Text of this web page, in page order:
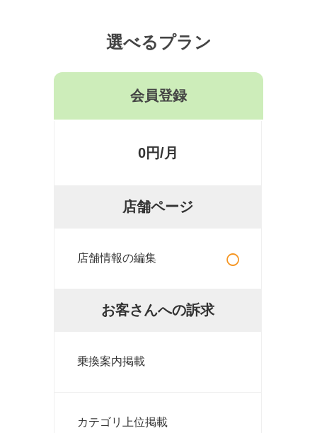
選べるプラン
会員登録
0円/月
店舗ページ
店舗情報の編集 ○
お客さんへの訴求
乗換案内掲載
カテゴリ上位掲載